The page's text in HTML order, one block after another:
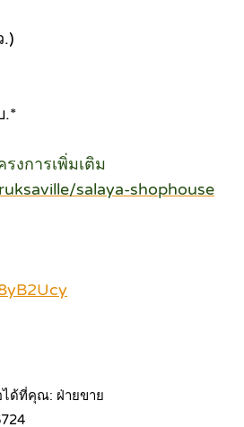
.*
งการเพิ่มเติม
salaya-shophouse
ได้ที่คุณ: ฝ่ายขาย